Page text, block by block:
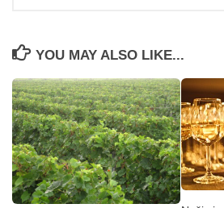
YOU MAY ALSO LIKE...